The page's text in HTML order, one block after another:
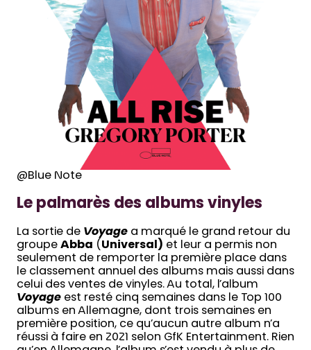
@Blue Note
Le palmarès des albums vinyles
La sortie de Voyage a marqué le grand retour du
groupe Abba ( Universal) et leur a permis non
seulement de remporter la première place dans
le classement annuel des albums mais aussi dans
celui des ventes de vinyles. Au total, l’album
Voyage est resté cinq semaines dans le Top 100
albums en Allemagne, dont trois semaines en
première position, ce qu’aucun autre album n’a
réussi à faire en 2021 selon GfK Entertainment. Rien